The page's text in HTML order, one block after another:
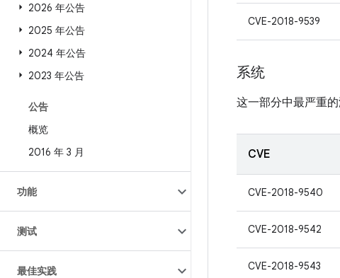
2026 年公告
2025 年公告
2024 年公告
2023 年公告
公告
概览
2016 年 3 月
功能
测试
最佳实践
CVE-2018-9539
系统
这一部分中最严重
CVE
CVE-2018-9540
CVE-2018-9542
CVE-2018-9543